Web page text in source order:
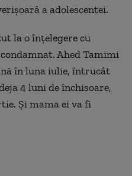
a adolescentei.
la o înțelegere cu
Ahed Tamimi
în luna iulie, întrucât
4 luni de închisoare,
Și mama ei va fi